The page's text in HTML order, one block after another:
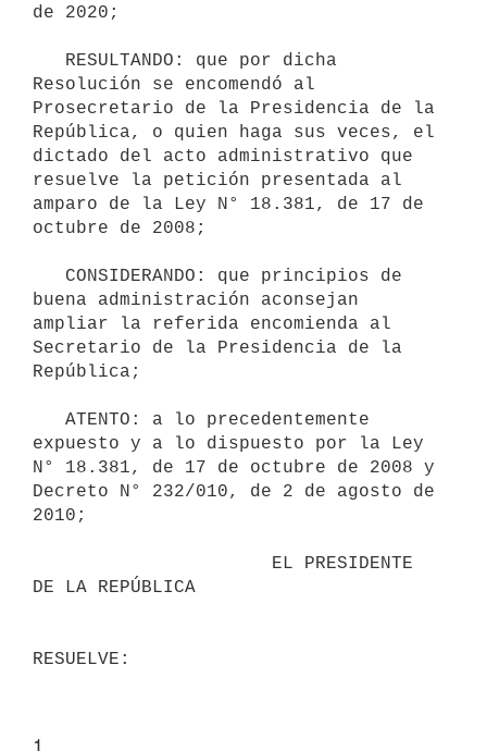
de 2020;
Resolución se encomendó al
Prosecretario de la Presidencia de la
República, o quien haga sus veces, el
dictado del acto administrativo que
resuelve la petición presentada al
amparo de la Ley N° 18.381, de 17 de
octubre de 2008;
buena administración aconsejan
ampliar la referida encomienda al
Secretario de la Presidencia de la
República;
expuesto y a lo dispuesto por la Ley
N° 18.381, de 17 de octubre de 2008 y
Decreto N° 232/010, de 2 de agosto de
2010;
DE LA REPÚBLICA
1